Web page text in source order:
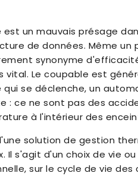
est un mauvais présage
de données. Même un
synonyme
vital. Le coupable est
qui se déclenche, un
: ce ne sont pas des
à l'intérieur des
solution de gestion
Il s'agit d'un choix de vie
sur le cycle de vie